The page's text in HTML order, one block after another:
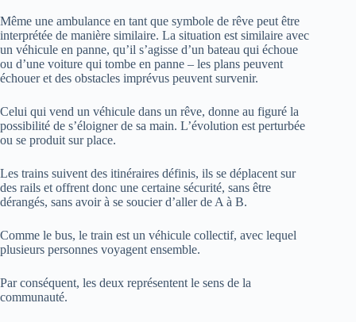
Même une ambulance en tant que symbole de rêve peut être
interprétée de manière similaire. La situation est similaire avec
un véhicule en panne, qu’il s’agisse d’un bateau qui échoue
ou d’une voiture qui tombe en panne – les plans peuvent
échouer et des obstacles imprévus peuvent survenir.
Celui qui vend un véhicule dans un rêve, donne au figuré la
possibilité de s’éloigner de sa main. L’évolution est perturbée
ou se produit sur place.
Les trains suivent des itinéraires définis, ils se déplacent sur
des rails et offrent donc une certaine sécurité, sans être
dérangés, sans avoir à se soucier d’aller de A à B.
Comme le bus, le train est un véhicule collectif, avec lequel
plusieurs personnes voyagent ensemble.
Par conséquent, les deux représentent le sens de la
communauté.